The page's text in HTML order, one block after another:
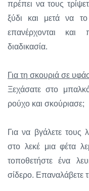
πρέπει να τους
ξύδι και μετά να το
επανέρχονται και
διαδικασία.
Για τη σκουριά σε
Ξεχάσατε στο
ρούχο και σκούριασε;
Για να βγάλετε τους
στο λεκέ μια φέτα
τοποθετήστε ένα
σίδερο. Επαναλάβετε